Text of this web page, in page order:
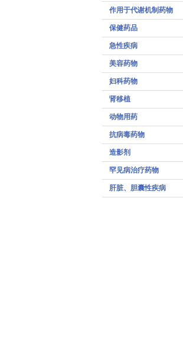
作用于代谢机制药物
保健药品
急性疾病
美容药物
妇科药物
肾移植
动物用药
抗病毒药物
造影剂
罕见病治疗药物
肝脏、胆囊性疾病